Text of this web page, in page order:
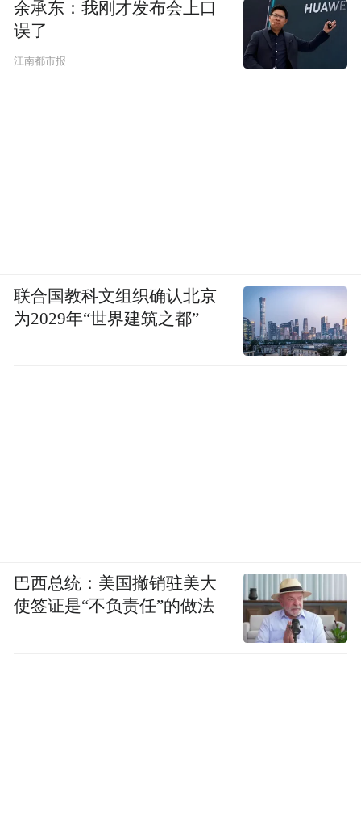
余承东：我刚才发布会上口
误了
江南都市报
联合国教科文组织确认北京
为2029年“世界建筑之都”
巴西总统：美国撤销驻美大
使签证是“不负责任”的做法